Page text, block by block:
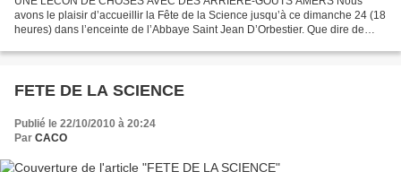
avons le plaisir d’accueillir la Fête de la Science jusqu’à ce dimanche 24 (18
heures) dans l’enceinte de l’Abbaye Saint Jean D’Orbestier. Que dire de
FETE DE LA SCIENCE
Publié le 22/10/2010 à 20:24
Par CACO